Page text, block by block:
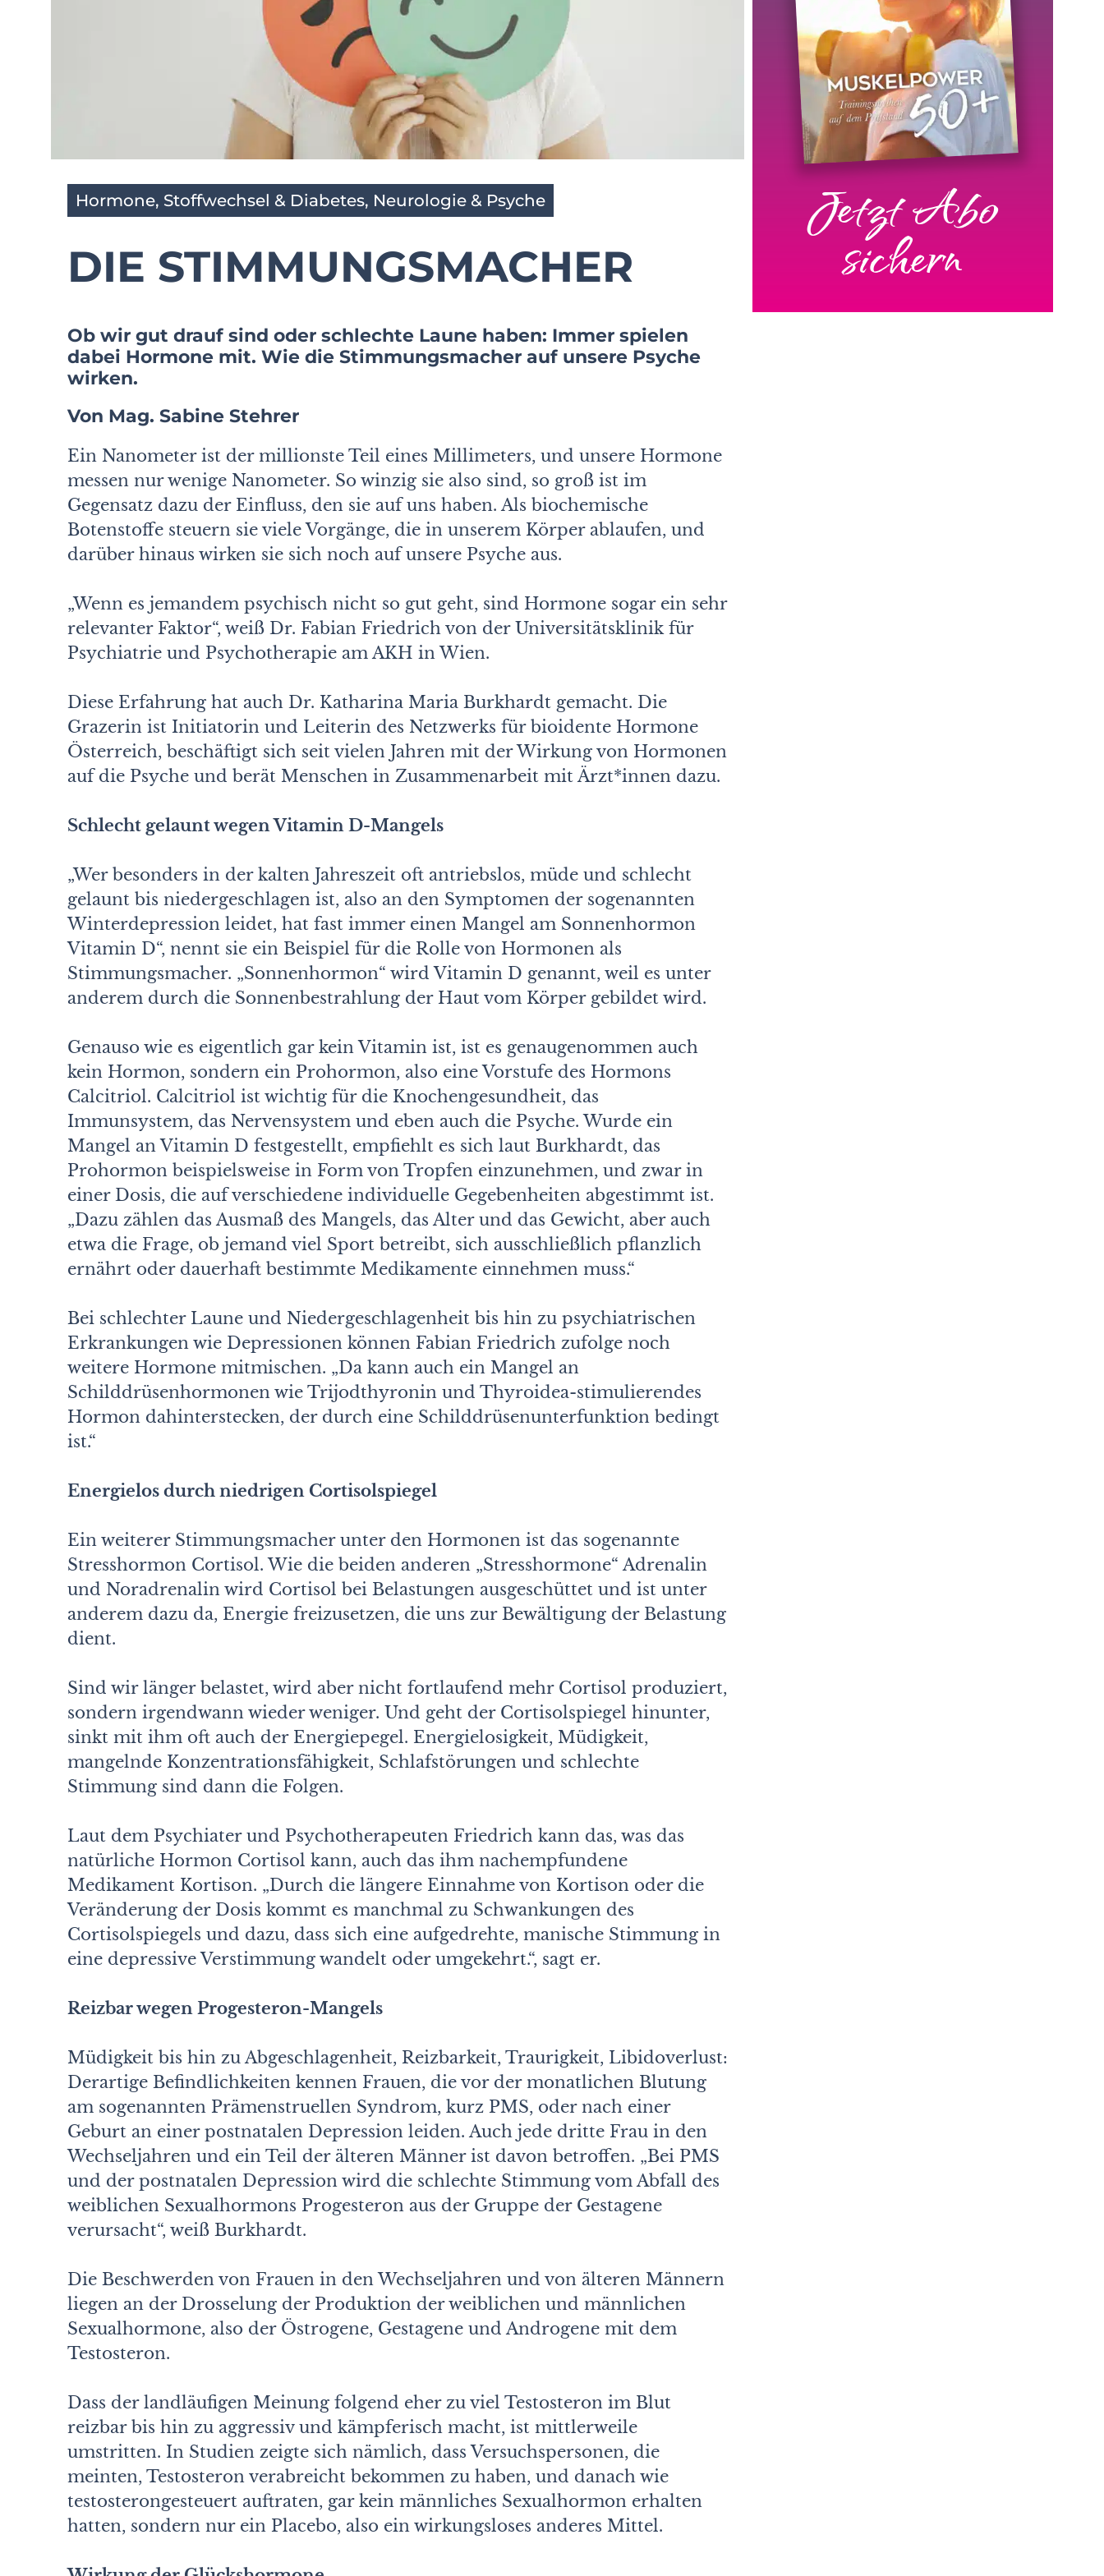
Hormone, Stoffwechsel & Diabetes, Neurologie & Psyche
DIE STIMMUNGSMACHER
Ob wir gut drauf sind oder schlechte Laune haben: Immer spielen
dabei Hormone mit. Wie die Stimmungsmacher auf unsere Psyche
wirken.
Von Mag. Sabine Stehrer
Ein Nanometer ist der millionste Teil eines Millimeters, und unsere Hormone
messen nur wenige Nanometer. So winzig sie also sind, so groß ist im
Gegensatz dazu der Einfluss, den sie auf uns haben. Als biochemische
Botenstoffe steuern sie viele Vorgänge, die in unserem Körper ablaufen, und
darüber hinaus wirken sie sich noch auf unsere Psyche aus.
„Wenn es jemandem psychisch nicht so gut geht, sind Hormone sogar ein sehr
relevanter Faktor“, weiß Dr. Fabian Friedrich von der Universitätsklinik für
Psychiatrie und Psychotherapie am AKH in Wien.
Diese Erfahrung hat auch Dr. Katharina Maria Burkhardt gemacht. Die
Grazerin ist Initiatorin und Leiterin des Netzwerks für bioidente Hormone
Österreich, beschäftigt sich seit vielen Jahren mit der Wirkung von Hormonen
auf die Psyche und berät Menschen in Zusammenarbeit mit Ärzt*innen dazu.
Schlecht gelaunt wegen Vitamin D-Mangels
„Wer besonders in der kalten Jahreszeit oft antriebslos, müde und schlecht
gelaunt bis niedergeschlagen ist, also an den Symptomen der sogenannten
Winterdepression leidet, hat fast immer einen Mangel am Sonnenhormon
Vitamin D“, nennt sie ein Beispiel für die Rolle von Hormonen als
Stimmungsmacher. „Sonnenhormon“ wird Vitamin D genannt, weil es unter
anderem durch die Sonnenbestrahlung der Haut vom Körper gebildet wird.
Genauso wie es eigentlich gar kein Vitamin ist, ist es genaugenommen auch
kein Hormon, sondern ein Prohormon, also eine Vorstufe des Hormons
Calcitriol. Calcitriol ist wichtig für die Knochengesundheit, das
Immunsystem, das Nervensystem und eben auch die Psyche. Wurde ein
Mangel an Vitamin D festgestellt, empfiehlt es sich laut Burkhardt, das
Prohormon beispielsweise in Form von Tropfen einzunehmen, und zwar in
einer Dosis, die auf verschiedene individuelle Gegebenheiten abgestimmt ist.
„Dazu zählen das Ausmaß des Mangels, das Alter und das Gewicht, aber auch
etwa die Frage, ob jemand viel Sport betreibt, sich ausschließlich pflanzlich
ernährt oder dauerhaft bestimmte Medikamente einnehmen muss.“
Bei schlechter Laune und Niedergeschlagenheit bis hin zu psychiatrischen
Erkrankungen wie Depressionen können Fabian Friedrich zufolge noch
weitere Hormone mitmischen. „Da kann auch ein Mangel an
Schilddrüsenhormonen wie Trijodthyronin und Thyroidea-stimulierendes
Hormon dahinterstecken, der durch eine Schilddrüsenunterfunktion bedingt
ist.“
Energielos durch niedrigen Cortisolspiegel
Ein weiterer Stimmungsmacher unter den Hormonen ist das sogenannte
Stresshormon Cortisol. Wie die beiden anderen „Stresshormone“ Adrenalin
und Noradrenalin wird Cortisol bei Belastungen ausgeschüttet und ist unter
anderem dazu da, Energie freizusetzen, die uns zur Bewältigung der Belastung
dient.
Sind wir länger belastet, wird aber nicht fortlaufend mehr Cortisol produziert,
sondern irgendwann wieder weniger. Und geht der Cortisolspiegel hinunter,
sinkt mit ihm oft auch der Energiepegel. Energielosigkeit, Müdigkeit,
mangelnde Konzentrationsfähigkeit, Schlafstörungen und schlechte
Stimmung sind dann die Folgen.
Laut dem Psychiater und Psychotherapeuten Friedrich kann das, was das
natürliche Hormon Cortisol kann, auch das ihm nachempfundene
Medikament Kortison. „Durch die längere Einnahme von Kortison oder die
Veränderung der Dosis kommt es manchmal zu Schwankungen des
Cortisolspiegels und dazu, dass sich eine aufgedrehte, manische Stimmung in
eine depressive Verstimmung wandelt oder umgekehrt.“, sagt er.
Reizbar wegen Progesteron-Mangels
Müdigkeit bis hin zu Abgeschlagenheit, Reizbarkeit, Traurigkeit, Libidoverlust:
Derartige Befindlichkeiten kennen Frauen, die vor der monatlichen Blutung
am sogenannten Prämenstruellen Syndrom, kurz PMS, oder nach einer
Geburt an einer postnatalen Depression leiden. Auch jede dritte Frau in den
Wechseljahren und ein Teil der älteren Männer ist davon betroffen. „Bei PMS
und der postnatalen Depression wird die schlechte Stimmung vom Abfall des
weiblichen Sexualhormons Progesteron aus der Gruppe der Gestagene
verursacht“, weiß Burkhardt.
Die Beschwerden von Frauen in den Wechseljahren und von älteren Männern
liegen an der Drosselung der Produktion der weiblichen und männlichen
Sexualhormone, also der Östrogene, Gestagene und Androgene mit dem
Testosteron.
Dass der landläufigen Meinung folgend eher zu viel Testosteron im Blut
reizbar bis hin zu aggressiv und kämpferisch macht, ist mittlerweile
umstritten. In Studien zeigte sich nämlich, dass Versuchspersonen, die
meinten, Testosteron verabreicht bekommen zu haben, und danach wie
testosterongesteuert auftraten, gar kein männliches Sexualhormon erhalten
hatten, sondern nur ein Placebo, also ein wirkungsloses anderes Mittel.
Jetzt Abo
sichern